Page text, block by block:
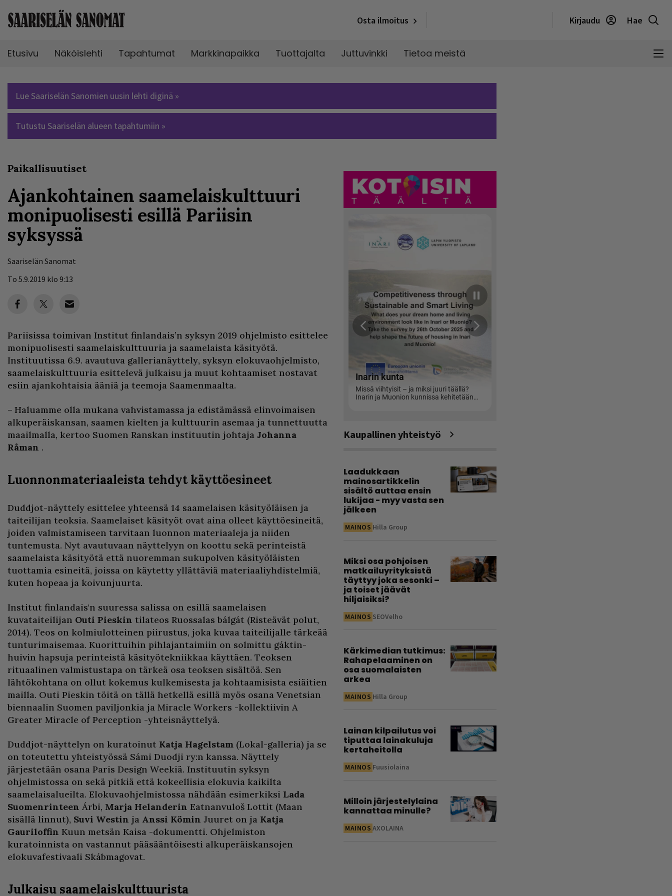
Osta ilmoitus Kirjaudu Hae
Etusivu Näköislehti Tapahtumat Markkinapaikka Tuottajalta Juttuvinkki Tietoa meistä
Lue Saariselän Sanomien uusin lehti diginä »
Tutustu Saariselän alueen tapahtumiin »
Paikallisuutiset
Ajankohtainen saamelaiskulttuuri
monipuolisesti esillä Pariisin
syksyssä
Saariselän Sanomat
To 5.9.2019 klo 9:13
Pariisissa toimivan Institut finlandais’n syksyn 2019 ohjelmisto esittelee
monipuolisesti saamelaiskulttuuria ja saamelaista käsityötä.
Instituutissa 6.9. avautuva gallerianäyttely, syksyn elokuvaohjelmisto,
saamelaiskulttuuria esittelevä julkaisu ja muut kohtaamiset nostavat
esiin ajankohtaisia ääniä ja teemoja Saamenmaalta.
– Haluamme olla mukana vahvistamassa ja edistämässä elinvoimaisen
alkuperäiskansan, saamen kielten ja kulttuurin asemaa ja tunnettuutta
maailmalla, kertoo Suomen Ranskan instituutin johtaja Johanna
Råman .
Luonnonmateriaaleista tehdyt käyttöesineet
Duddjot-näyttely esittelee yhteensä 14 saamelaisen käsityöläisen ja
taiteilijan teoksia. Saamelaiset käsityöt ovat aina olleet käyttöesineitä,
joiden valmistamiseen tarvitaan luonnon materiaaleja ja niiden
tuntemusta. Nyt avautuvaan näyttelyyn on koottu sekä perinteistä
saamelaista käsityötä että nuoremman sukupolven käsityöläisten
tuottamia esineitä, joissa on käytetty yllättäviä materiaaliyhdistelmiä,
kuten hopeaa ja koivunjuurta.
Institut finlandais'n suuressa salissa on esillä saamelaisen
kuvataiteilijan Outi Pieskin tilateos Ruossalas bálgát (Risteävät polut,
2014). Teos on kolmiulotteinen piirustus, joka kuvaa taiteilijalle tärkeää
tunturimaisemaa. Kuorittuihin pihlajantaimiin on solmittu gáktin-
huivin hapsuja perinteistä käsityötekniikkaa käyttäen. Teoksen
rituaalinen valmistustapa on tärkeä osa teoksen sisältöä. Sen
lähtökohtana on ollut kokemus kulkemisesta ja kohtaamisista esiäitien
mailla. Outi Pieskin töitä on tällä hetkellä esillä myös osana Venetsian
biennaalin Suomen paviljonkia ja Miracle Workers -kollektiivin A
Greater Miracle of Perception -yhteisnäyttelyä.
Duddjot-näyttelyn on kuratoinut Katja Hagelstam (Lokal-galleria) ja se
on toteutettu yhteistyössä Sámi Duodji ry:n kanssa. Näyttely
järjestetään osana Paris Design Weekiä. Instituutin syksyn
ohjelmistossa on sekä pitkiä että kokeellisia elokuvia kaikilta
saamelaisalueilta. Elokuvaohjelmistossa nähdään esimerkiksi Lada
Suomenrinteen Árbi, Marja Helanderin Eatnanvuloš Lottit (Maan
sisällä linnut), Suvi Westin ja Anssi Kömin Juuret on ja Katja
Gauriloffin Kuun metsän Kaisa -dokumentti. Ohjelmiston
kuratoinnista on vastannut pääsääntöisesti alkuperäiskansojen
elokuvafestivaali Skábmagovat.
Julkaisu saamelaiskulttuurista
Kaupallinen yhteistyö
Laadukkaan
mainosartikkelin
sisältö auttaa ensin
lukijaa - myy vasta sen
jälkeen
MAINOS Hilla Group
Miksi osa pohjoisen
matkailuyrityksistä
täyttyy joka sesonki –
ja toiset jäävät
hiljaisiksi?
MAINOS SEOVelho
Kärkimedian tutkimus:
Rahapelaaminen on
osa suomalaisten
arkea
MAINOS Hilla Group
Lainan kilpailutus voi
tiputtaa lainakuluja
kertaheitolla
MAINOS Fuusiolaina
Milloin järjestelylaina
kannattaa minulle?
MAINOS AXOLAINA